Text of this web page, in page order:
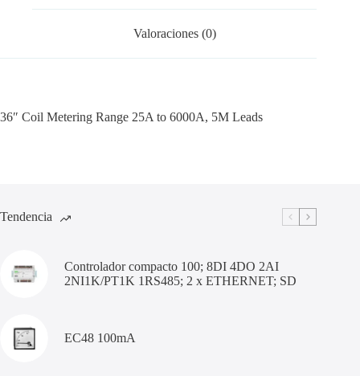
Valoraciones (0)
36″ Coil Metering Range 25A to 6000A, 5M Leads
Tendencia
Controlador compacto 100; 8DI 4DO 2AI
2NI1K/PT1K 1RS485; 2 x ETHERNET; SD
EC48 100mA